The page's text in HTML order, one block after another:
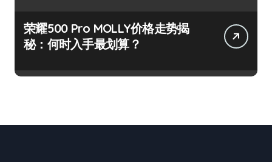
荣耀500 Pro MOLLY价格走势揭
秘：何时入手最划算？